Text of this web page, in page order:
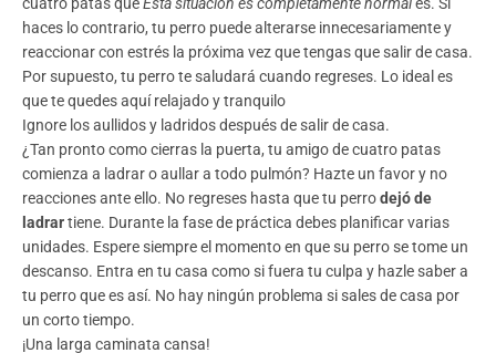
cuatro patas queEsta situación es completamente normales. Si
haces lo contrario, tu perro puede alterarse innecesariamente y
reaccionar con estrés la próxima vez que tengas que salir de casa.
Por supuesto, tu perro te saludará cuando regreses. Lo ideal es
que te quedes aquí relajado y tranquilo
Ignore los aullidos y ladridos después de salir de casa.
¿Tan pronto como cierras la puerta, tu amigo de cuatro patas
comienza a ladrar o aullar a todo pulmón? Hazte un favor y no
reacciones ante ello. No regreses hasta que tu perrodejó de
ladrartiene. Durante la fase de práctica debes planificar varias
unidades. Espere siempre el momento en que su perro se tome un
descanso. Entra en tu casa como si fuera tu culpa y hazle saber a
tu perro que es así. No hay ningún problema si sales de casa por
un corto tiempo.
¡Una larga caminata cansa!